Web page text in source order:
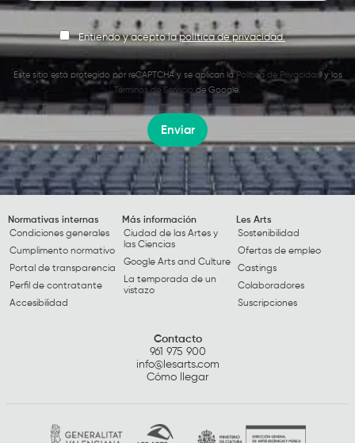
Entiendo y acepto lapolítica de privacidad.
Este sitio está protegido por reCAPTCHA y se aplican laPolítica de Privacidad y los
Términos de Servicio de Google.
Enviar
Normativas internas
Condiciones generales
Cumplimento normativo
Portal de transparencia
Perfil de contratante
Accesibilidad
Más información
Ciudad de las Artes y
las Ciencias
Google Arts and Culture
La temporada de un
vistazo
Les Arts
Sostenibilidad
Ofertas de empleo
Castings
Colaboradores
Suscripciones
Contacto
961 975 900
info@lesarts.com
Cómo llegar